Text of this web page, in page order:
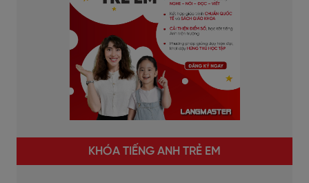
KHÓA TIẾNG ANH TRẺ EM